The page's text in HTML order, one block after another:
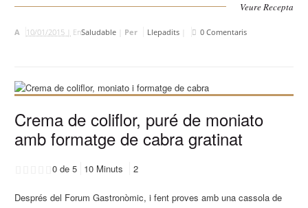
Veure Recepta
A 10/01/2015 | EnSaludable Per Llepadits 0 Comentaris
Crema de coliflor, puré de moniato
amb formatge de cabra gratinat
0 de 5 10 Minuts 2
Després del Forum Gastronòmic, i fent proves amb una cassola de